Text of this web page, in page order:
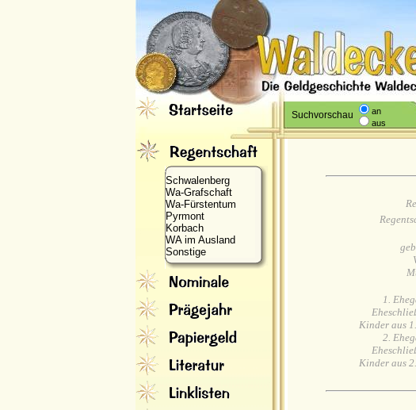
Suchvorschau
an
aus
Schwalenberg
Wa-Grafschaft
Wa-Fürstentum
Pyrmont
Korbach
WA im Ausland
Sonstige
1.
Kinder aus
2.
Kinder aus